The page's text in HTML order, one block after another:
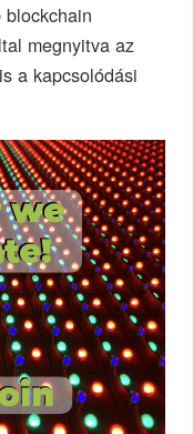
megnyitva az
a kapcsolódási